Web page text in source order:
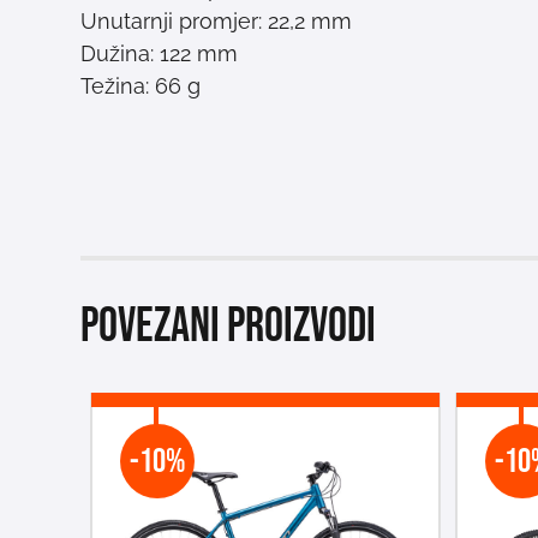
Unutarnji promjer: 22,2 mm
Dužina: 122 mm
Težina: 66 g
Povezani proizvodi
-10% -